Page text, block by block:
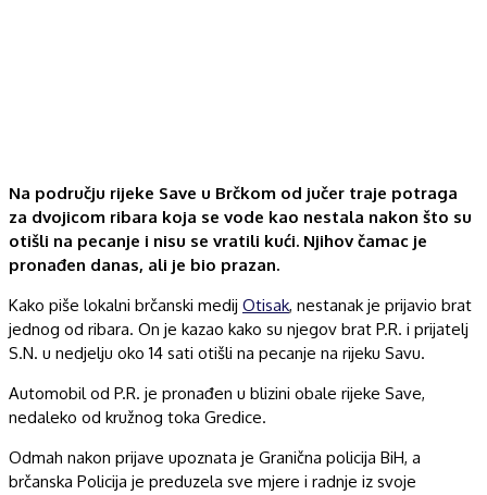
Na području rijeke Save u Brčkom od jučer traje potraga
za dvojicom ribara koja se vode kao nestala nakon što su
otišli na pecanje i nisu se vratili kući. Njihov čamac je
pronađen danas, ali je bio prazan.
Kako piše lokalni brčanski medij Otisak, nestanak je prijavio brat
jednog od ribara. On je kazao kako su njegov brat P.R. i prijatelj
S.N. u nedjelju oko 14 sati otišli na pecanje na rijeku Savu.
Automobil od P.R. je pronađen u blizini obale rijeke Save,
nedaleko od kružnog toka Gredice.
Odmah nakon prijave upoznata je Granična policija BiH, a
brčanska Policija je preduzela sve mjere i radnje iz svoje